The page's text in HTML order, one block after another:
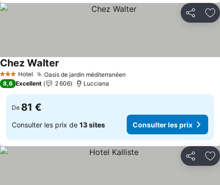
Partager
3 ÉtoilesHotel Oasis de jardin méditerranéen
Chez Walter
8,6 Excellent 2 606 Lucciana
De 81 €
Consulter les prix de 13 sites Consulter les prix
Partager